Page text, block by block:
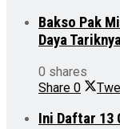
Bakso Pak
Daya
0 shares
Share 0
Ini Daftar 13